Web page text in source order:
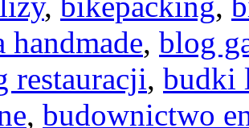
handmade, blog
restauracji, budki
, budownictwo